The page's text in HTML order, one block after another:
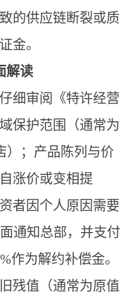
的供应链断裂或质
金。
解读
审阅《特许经营
保护范围（通常为
）；产品陈列与价
涨价或变相提
者因个人原因需要
通知总部，并支付
作为解约补偿金。
残值（通常为原值